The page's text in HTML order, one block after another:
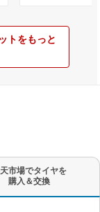
トをもっと
市場でタイヤを
購入＆交換